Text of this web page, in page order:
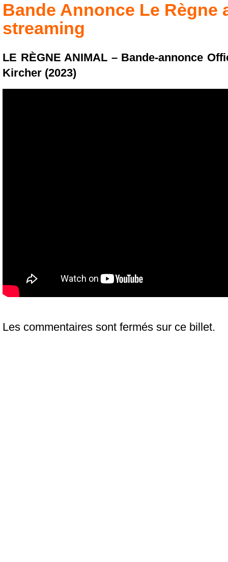
Bande Annonce Le Règne
streaming
LE RÈGNE ANIMAL – Bande-annonce
Kircher (2023)
Les commentaires sont fermés sur ce billet.